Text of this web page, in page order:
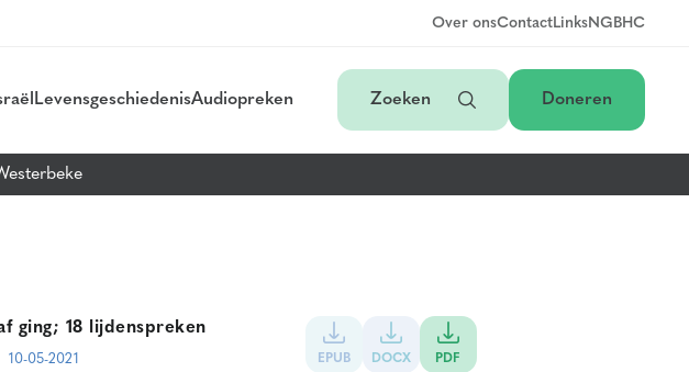
Over onsContactLinksNGBHC
LevensgeschiedenisAudiopreken Zoeken Doneren
ging; 18 lijdenspreken
10-05-2021 EPUB DOCX PDF